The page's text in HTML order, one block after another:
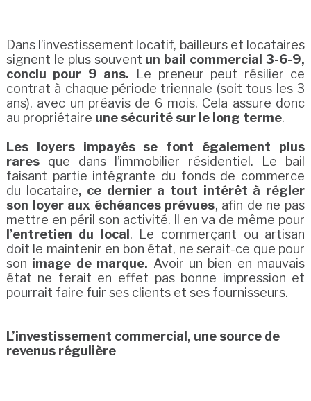
Dans l’investissement locatif, bailleurs et locataires
signent le plus souvent un bail commercial 3-6-9,
conclu pour 9 ans. Le preneur peut résilier ce
contrat à chaque période triennale (soit tous les 3
ans), avec un préavis de 6 mois. Cela assure donc
au propriétaire une sécurité sur le long terme.
Les loyers impayés se font également plus
raresque dans l’immobilier résidentiel. Le bail
faisant partie intégrante du fonds de commerce
du locataire, ce dernier a tout intérêt à régler
son loyer aux échéances prévues, afin de ne pas
mettre en péril son activité. Il en va de même pour
l’entretien du local . Le commerçant ou artisan
doit le maintenir en bon état, ne serait-ce que pour
son image de marque. Avoir un bien en mauvais
état ne ferait en effet pas bonne impression et
pourrait faire fuir ses clients et ses fournisseurs.
L’investissement commercial, une source de
revenus régulière